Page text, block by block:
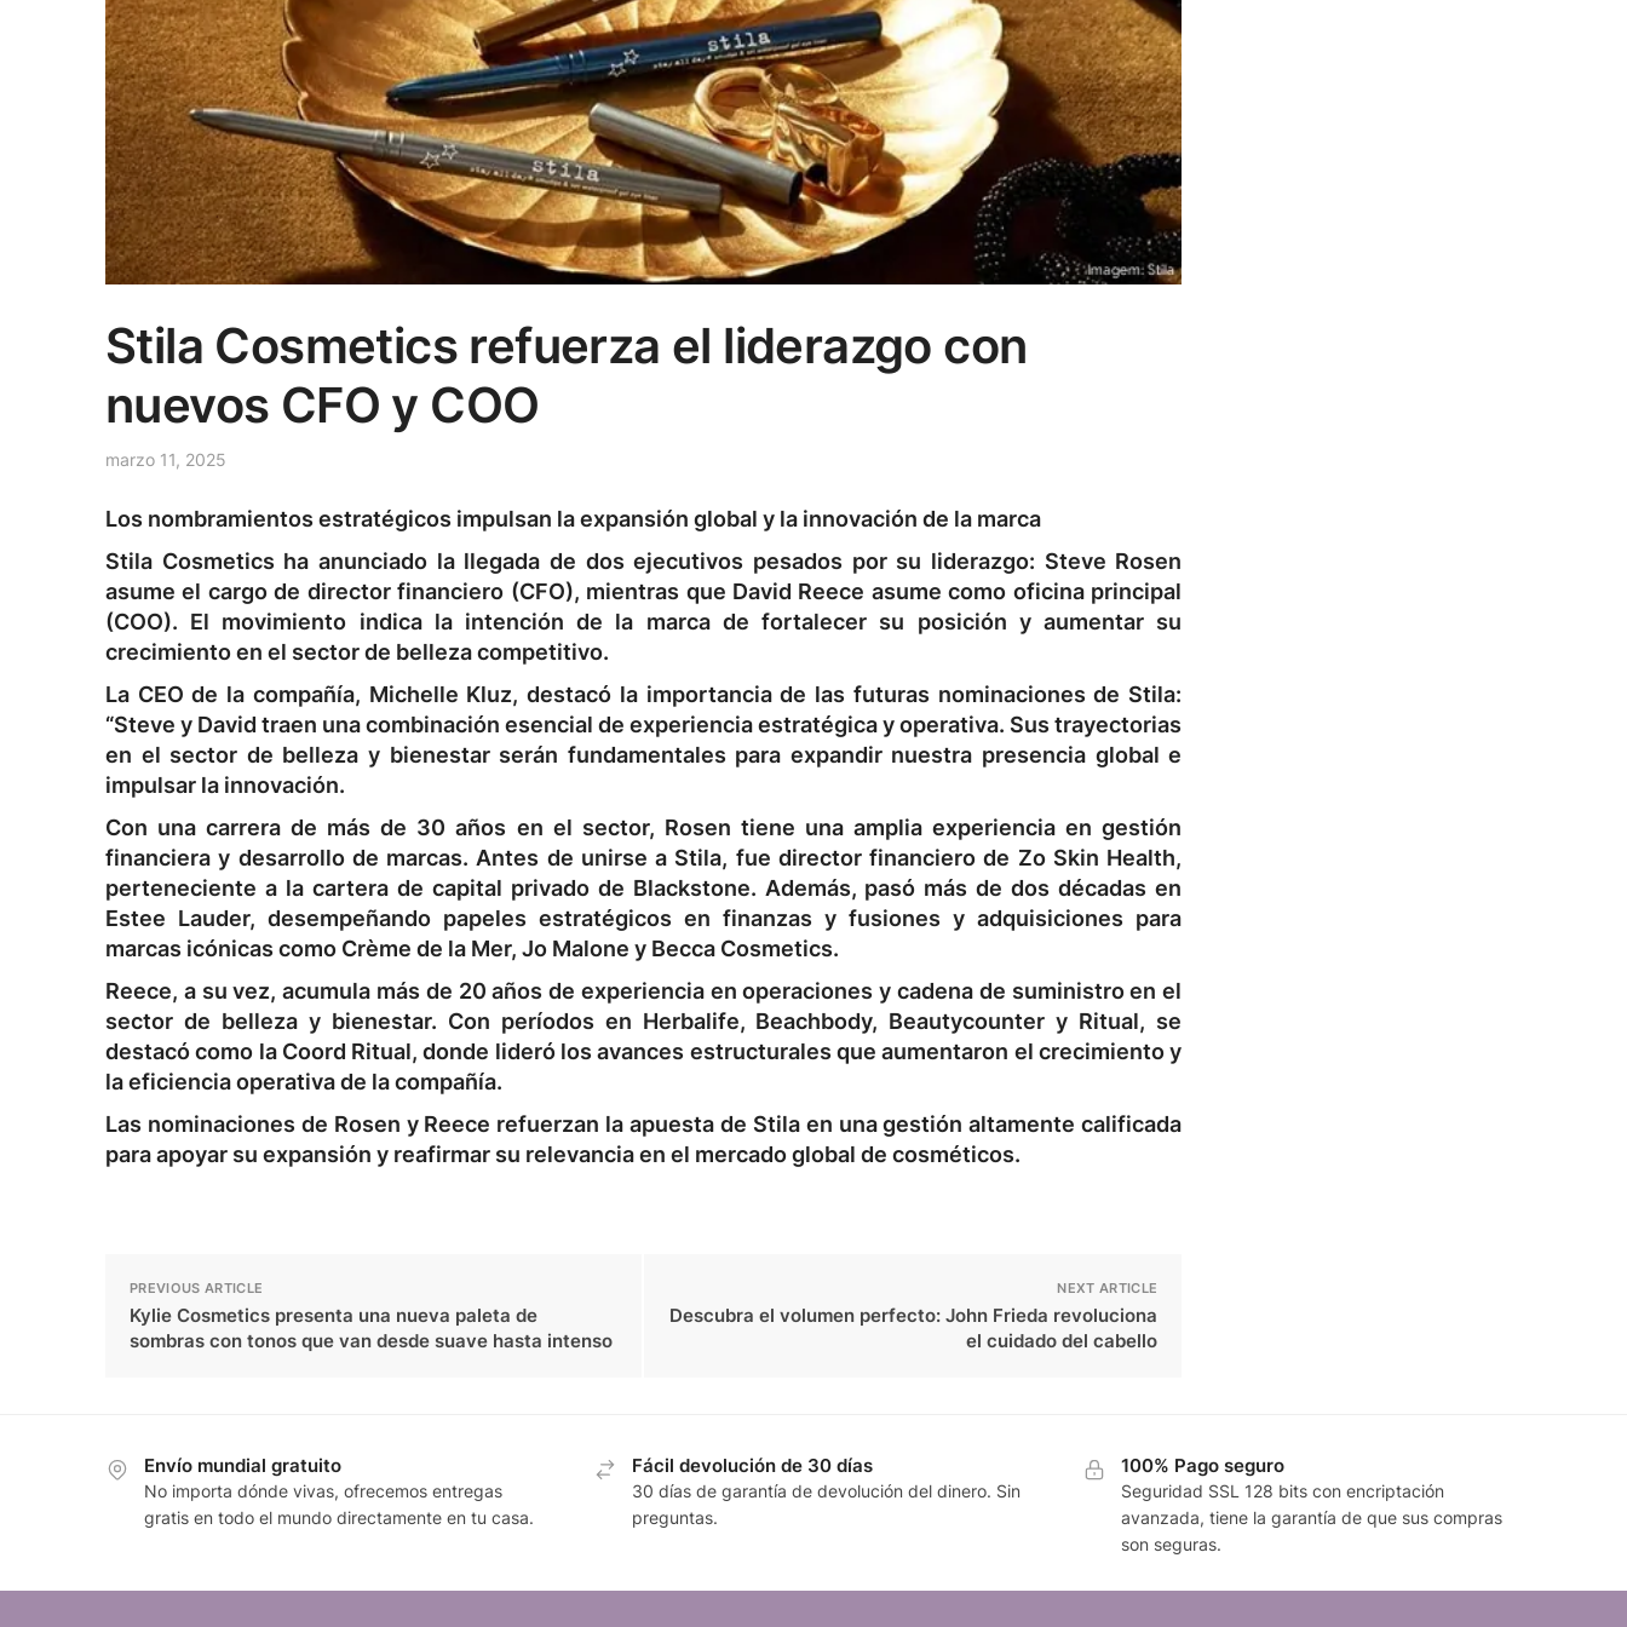
Stila Cosmetics refuerza el liderazgo con
nuevos CFO y COO
marzo 11, 2025
Los nombramientos estratégicos impulsan la expansión global y la innovación de la marca
Stila Cosmetics ha anunciado la llegada de dos ejecutivos pesados ​​por su liderazgo: Steve Rosen
asume el cargo de director financiero (CFO), mientras que David Reece asume como oficina principal
(COO). El movimiento indica la intención de la marca de fortalecer su posición y aumentar su
crecimiento en el sector de belleza competitivo.
La CEO de la compañía, Michelle Kluz, destacó la importancia de las futuras nominaciones de Stila:
“Steve y David traen una combinación esencial de experiencia estratégica y operativa. Sus trayectorias
en el sector de belleza y bienestar serán fundamentales para expandir nuestra presencia global e
impulsar la innovación.
Con una carrera de más de 30 años en el sector, Rosen tiene una amplia experiencia en gestión
financiera y desarrollo de marcas. Antes de unirse a Stila, fue director financiero de Zo Skin Health,
perteneciente a la cartera de capital privado de Blackstone. Además, pasó más de dos décadas en
Estee Lauder, desempeñando papeles estratégicos en finanzas y fusiones y adquisiciones para
marcas icónicas como Crème de la Mer, Jo Malone y Becca Cosmetics.
Reece, a su vez, acumula más de 20 años de experiencia en operaciones y cadena de suministro en el
sector de belleza y bienestar. Con períodos en Herbalife, Beachbody, Beautycounter y Ritual, se
destacó como la Coord Ritual, donde lideró los avances estructurales que aumentaron el crecimiento y
la eficiencia operativa de la compañía.
Las nominaciones de Rosen y Reece refuerzan la apuesta de Stila en una gestión altamente calificada
para apoyar su expansión y reafirmar su relevancia en el mercado global de cosméticos.
PREVIOUS ARTICLE
Kylie Cosmetics presenta una nueva paleta de
sombras con tonos que van desde suave hasta intenso
NEXT ARTICLE
Descubra el volumen perfecto: John Frieda revoluciona
el cuidado del cabello
Envío mundial gratuito
No importa dónde vivas, ofrecemos entregas
gratis en todo el mundo directamente en tu casa.
Fácil devolución de 30 días
30 días de garantía de devolución del dinero. Sin
preguntas.
100% Pago seguro
Seguridad SSL 128 bits con encriptación
avanzada, tiene la garantía de que sus compras
son seguras.